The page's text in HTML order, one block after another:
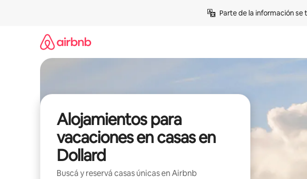
Parte de la información
Alojamientos para
vacaciones en casas en
Dollard
Buscá y reservá casas únicas en Airbnb